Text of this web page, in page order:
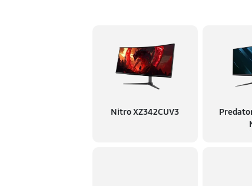
Nitro XZ342CUV3